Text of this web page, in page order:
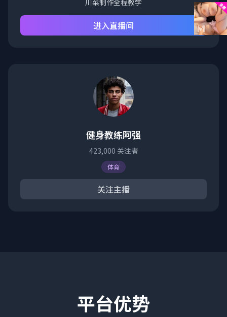
川菜制作全程教学
进入直播间
健身教练阿强
423,000 关注者
体育
关注主播
平台优势